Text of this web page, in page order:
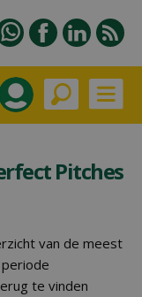
Pitches
van de meest
te vinden